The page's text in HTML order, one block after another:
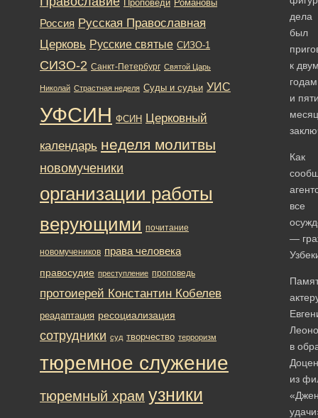
дела
был
к
годам
и
Как
все
—
в
из
Проповеди Романовы
Россия Русская Православная
Церковь Русские святые СИЗО-1
СИЗО-2 Санкт-Петербург Святой Царь
Николай Страстная неделя Суды и судьи УИС
УФСИН ФСИН Церковный
календарь неделя молитвы
новомученики
организации работы
верующими почитание
новомучеников права человека
правосудие преступление проповедь
протоиерей Константин Кобелев
реадаптация ресоциализация
сотрудники суд творчество терроризм
тюремное служение
тюремный храм узники